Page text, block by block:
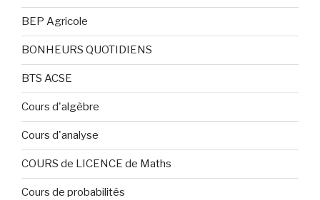
BEP Agricole
BONHEURS QUOTIDIENS
BTS ACSE
Cours d'algèbre
Cours d'analyse
COURS de LICENCE de Maths
Cours de probabilités